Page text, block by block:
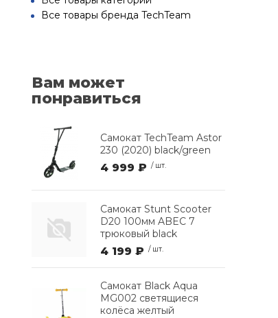
Все товары бренда TechTeam
Вам может
понравиться
Самокат TechTeam Astor
230 (2020) black/green
4 999 ₽ / шт.
Самокат Stunt Scooter
D20 100мм ABEC 7
трюковый black
4 199 ₽ / шт.
Самокат Black Aqua
MG002 светящиеся
колёса желтый